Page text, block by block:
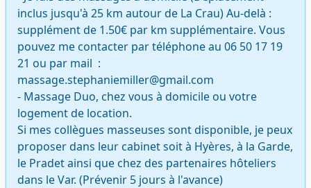
inclus jusqu'à 25 km autour de La Crau) Au-delà :
supplément de 1.50€ par km supplémentaire. Vous
pouvez me contacter par téléphone au 06 50 17 19
21 ou par mail  :
massage.stephaniemiller@gmail.com
- Massage Duo, chez vous à domicile ou votre
logement de location.
Si mes collègues masseuses sont disponible, je peux
proposer dans leur cabinet soit à Hyères, à la Garde,
le Pradet ainsi que chez des partenaires hôteliers
dans le Var. (Prévenir 5 jours à l'avance)